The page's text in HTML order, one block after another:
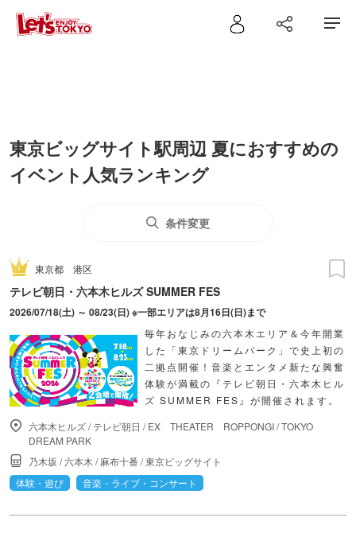
東京ビッグサイト駅周辺 夏におすすめの
イベント人気ランキング
条件変更
東京都 港区
テレビ朝日・六本木ヒルズ SUMMER FES
2026/07/18(土) ～ 08/23(日) ※一部エリアは8月16日(日)まで
毎年おなじみの六本木エリア＆今年開業
した「東京ドリームパーク」で史上初の
二拠点開催！音楽とエンタメ新たな興奮
体験が満載の『テレビ朝日・六本木ヒル
ズ SUMMER FES』が開催されます。
六本木ヒルズ/テレビ朝日 /EX THEATER ROPPONGI/TOKYO
DREAM PARK
乃木坂 /六本木 /麻布十番 /東京ビッグサイト
体験・遊び
音楽・ライブ・コンサート